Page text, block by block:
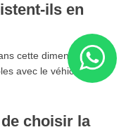
ils en
cette dimension.
avec le véhicule
choisir la